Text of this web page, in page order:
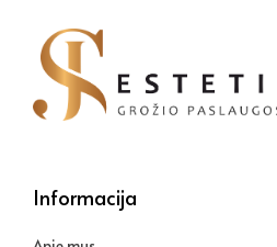
Informacija